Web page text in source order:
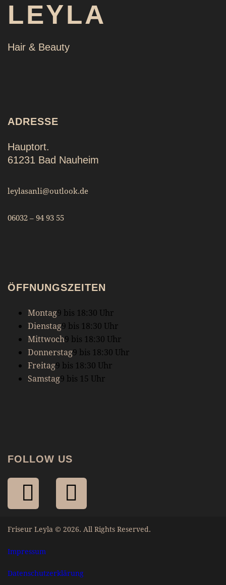
LEYLA
Hair & Beauty
ADRESSE
Hauptort.
61231 Bad Nauheim
leylasanli@outlook.de
06032 – 94 93 55
ÖFFNUNGSZEITEN
Montag9 bis 18:30 Uhr
Dienstag9 bis 18:30 Uhr
Mittwoch9 bis 18:30 Uhr
Donnerstag9 bis 18:30 Uhr
Freitag9 bis 18:30 Uhr
Samstag9 bis 15 Uhr
FOLLOW US
Friseur Leyla © 2026. All Rights Reserved.
Impressum
Datenschutzerklärung